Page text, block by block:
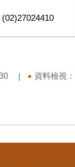
(02)27024410
資料檢視：